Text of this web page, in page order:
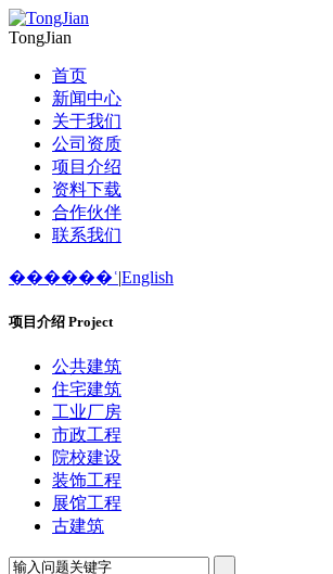
TongJian
首页
新闻中心
关于我们
公司资质
项目介绍
资料下载
合作伙伴
联系我们
������ʿ|English
项目介绍 Project
公共建筑
住宅建筑
工业厂房
市政工程
院校建设
装饰工程
展馆工程
古建筑